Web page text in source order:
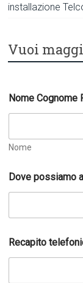
installazione
Vuoi
Nome Cognome
Nome
i
u
t
i
*
Dove possiamo
Recapito